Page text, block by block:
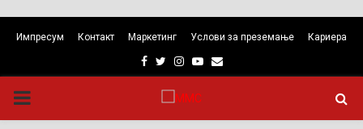
Импресум Контакт Маркетинг Услови за преземање Кариера
Facebook
TwitterInstagram
Youtube
Email
PRIMARY